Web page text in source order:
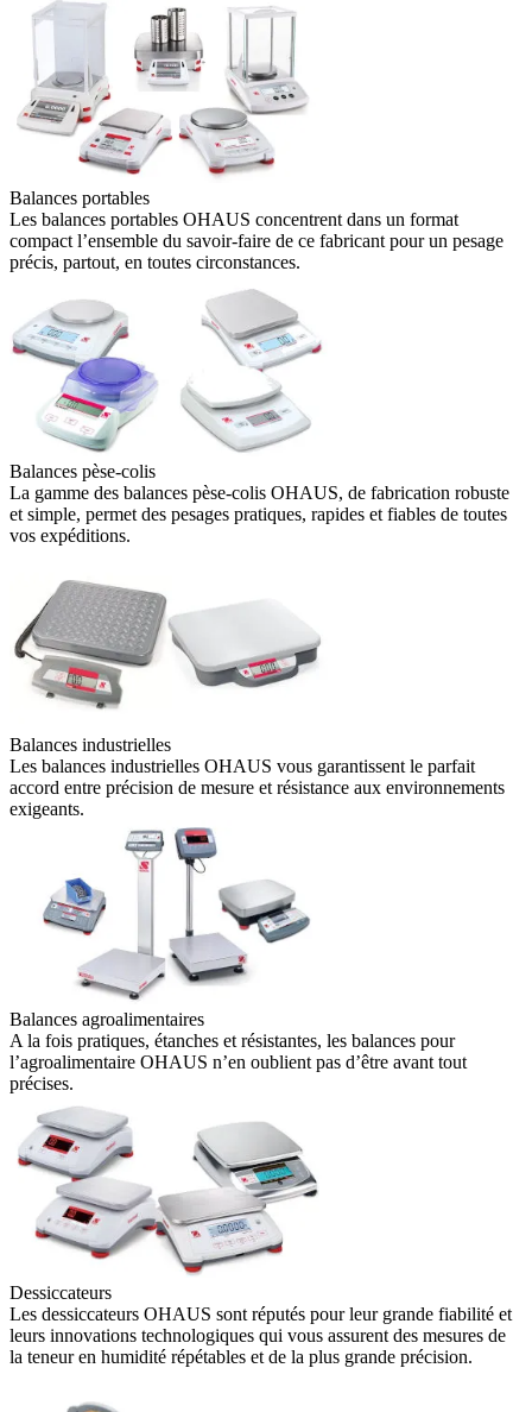
Balances portables
Les balances portables OHAUS concentrent dans un format
compact l’ensemble du savoir-faire de ce fabricant pour un pesage
précis, partout, en toutes circonstances.
Balances pèse-colis
La gamme des balances pèse-colis OHAUS, de fabrication robuste
et simple, permet des pesages pratiques, rapides et fiables de toutes
vos expéditions.
Balances industrielles
Les balances industrielles OHAUS vous garantissent le parfait
accord entre précision de mesure et résistance aux environnements
exigeants.
Balances agroalimentaires
A la fois pratiques, étanches et résistantes, les balances pour
l’agroalimentaire OHAUS n’en oublient pas d’être avant tout
précises.
Dessiccateurs
Les dessiccateurs OHAUS sont réputés pour leur grande fiabilité et
leurs innovations technologiques qui vous assurent des mesures de
la teneur en humidité répétables et de la plus grande précision.